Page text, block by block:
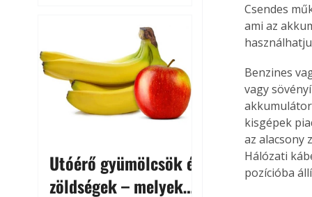
kertészkedés sokak számára
kikapcsolódást és feltöltődést
is jelent.
Utóérő gyümölcsök és
zöldségek – melyek
Csendes
ami az
Benzines
vagy
kisgépek
az alacsony
Hálózati
pozícióba